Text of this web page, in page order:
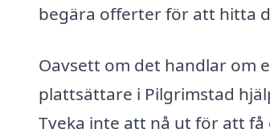
begära offerter för att hitta
Oavsett om det handlar om
plattsättare i Pilgrimstad
Tveka inte att nå ut för att